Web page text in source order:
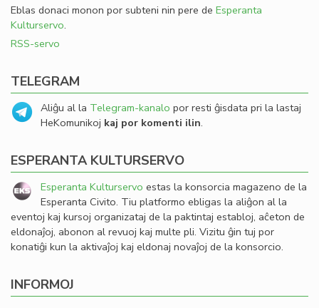
Eblas donaci monon por subteni nin pere de Esperanta
Kulturservo.
RSS-servo
TELEGRAM
Aliĝu al la Telegram-kanalo por resti ĝisdata pri la lastaj
HeKomunikoj kaj por komenti ilin.
ESPERANTA KULTURSERVO
Esperanta Kulturservo estas la konsorcia magazeno de la
Esperanta Civito. Tiu platformo ebligas la aliĝon al la
eventoj kaj kursoj organizataj de la paktintaj establoj, aĉeton de
eldonaĵoj, abonon al revuoj kaj multe pli. Vizitu ĝin tuj por
konatiĝi kun la aktivaĵoj kaj eldonaj novaĵoj de la konsorcio.
INFORMOJ